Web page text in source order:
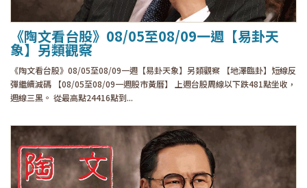
《陶文看台股》08/05至08/09一週【易卦天
象】另類觀察
《陶文看台股》08/05至08/09一週【易卦天象】另類觀察 【地澤臨卦】短線反
彈繼續減碼 【08/05至08/09一週股市黃曆】 上週台股周線以下跌481點坐收，
週線三黑。 從最高點24416點到...